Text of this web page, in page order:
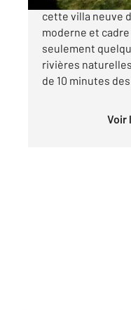
cette villa neuve
moderne et
seulement
rivières
de 10 minutes